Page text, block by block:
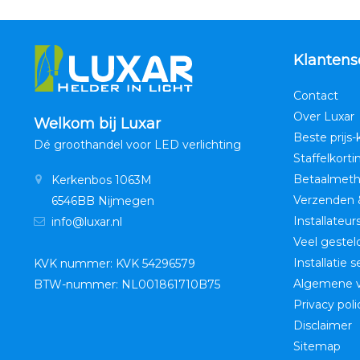
Welkom bij Luxar
Dé groothandel voor LED verlichting
Kerkenbos 1063M
6546BB Nijmegen
info@luxar.nl
KVK nummer: KVK 54296579
BTW-nummer: NL001861710B75
Contact
Over Luxar
Beste
Verzenden
Veel
Installatie
Algemene
Privacy
Disclaimer
Sitemap